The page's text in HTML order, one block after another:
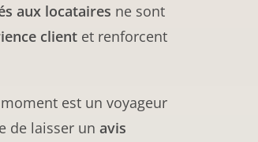
aux locataires ne sont
client et renforcent
est un voyageur
de laisser un avis